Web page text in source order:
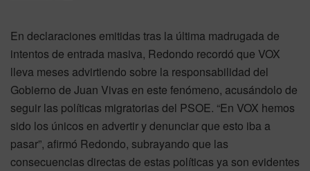
En declaraciones emitidas tras la última madrugada de
intentos de entrada masiva, Redondo recordó que VOX
lleva meses advirtiendo sobre la responsabilidad del
Gobierno de Juan Vivas en este fenómeno, acusándolo de
seguir las políticas migratorias del PSOE. “En VOX hemos
sido los únicos en advertir y denunciar que esto iba a
pasar”, afirmó Redondo, subrayando que las
consecuencias directas de estas políticas ya son evidentes